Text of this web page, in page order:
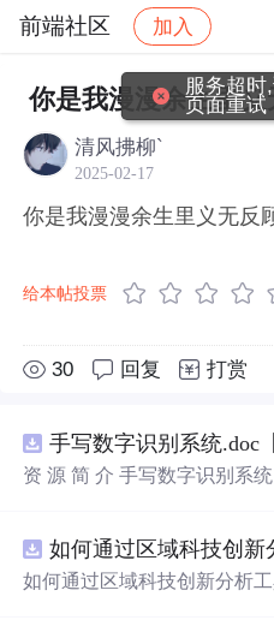
前端社区 加入
社区 前端社区 感慨
你是我漫漫余生里
清风拂柳`
2025-02-17
你是我漫漫余生里义无反
给本帖投票
30 回复 打赏
手写数字识别系统.doc
资 源 简 介 手写数字识别系
带有直观的图形用户界面（
需要将手写数字输入系统，
如何通过区域科技创新分析
服务超时
页面重试